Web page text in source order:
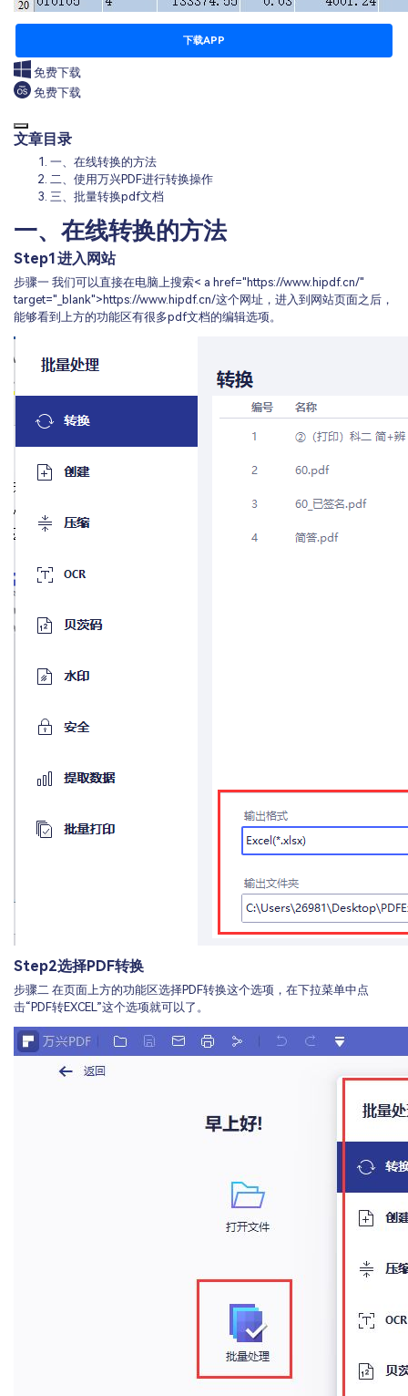
下载APP
免费下载
免费下载
文章目录
一、在线转换的方法
二、使用万兴PDF进行转换操作
三、批量转换pdf文档
一、在线转换的方法
Step1 进入网站
步骤一 我们可以直接在电脑上搜索< a href="https://www.hipdf.cn/"
target="_blank">https://www.hipdf.cn/这个网址，进入到网站页面之后，
能够看到上方的功能区有很多pdf文档的编辑选项。
Step2选择PDF转换
步骤二 在页面上方的功能区选择PDF转换这个选项，在下拉菜单中点
击“PDF转EXCEL”这个选项就可以了。